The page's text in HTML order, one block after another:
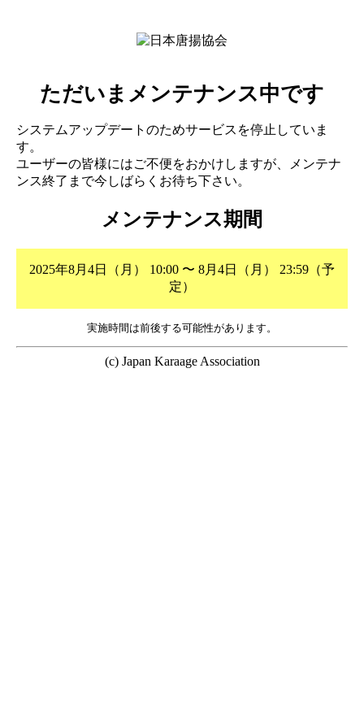
ただいまメンテナンス中です
システムアップデートのためサービスを停止していま
す。
ユーザーの皆様にはご不便をおかけしますが、メンテナ
ンス終了まで今しばらくお待ち下さい。
メンテナンス期間
2025年8月4日（月） 10:00 〜 8月4日（月） 23:59（予
定）
実施時間は前後する可能性があります。
(c) Japan Karaage Association